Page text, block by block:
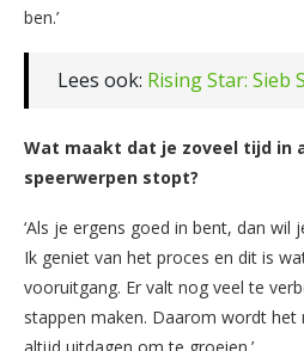
ben.’
Lees ook: Rising Star: Sieb
Wat maakt dat je zoveel tijd in
speerwerpen stopt?
‘Als je ergens goed in bent, dan wil
Ik geniet van het proces en dit is
vooruitgang. Er valt nog veel te
stappen maken. Daarom wordt het